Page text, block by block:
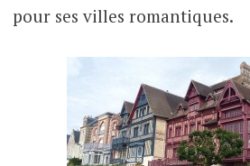
pour ses villes romantiques.